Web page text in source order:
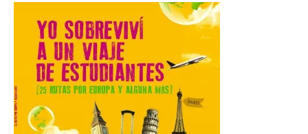
7 Ago 2026
Las personas que hayan
cumplido o cumplan 18
años en 2026 pueden
solicitar esta ayuda en la
web
https://bonoculturajoven.gob.es/ hasta el